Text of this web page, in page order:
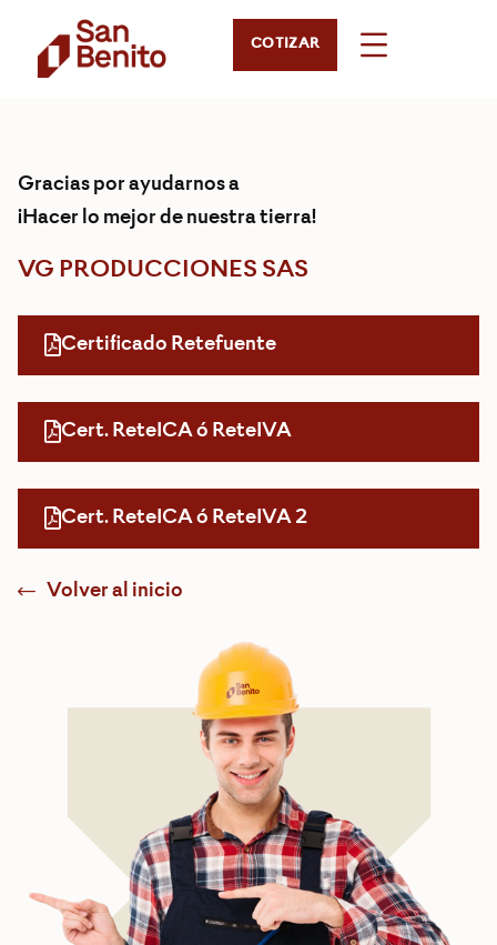
COTIZAR
Gracias por ayudarnos a
¡Hacer lo mejor de nuestra tierra!
VG PRODUCCIONES SAS
Certificado Retefuente
Cert. ReteICA ó ReteIVA
Cert. ReteICA ó ReteIVA 2
Volver al inicio